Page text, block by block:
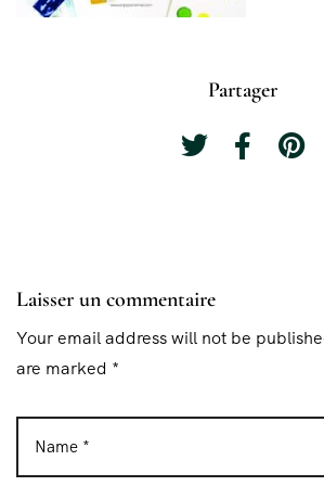
Partager
Laisser un commentaire
Your email address will not be
are marked *